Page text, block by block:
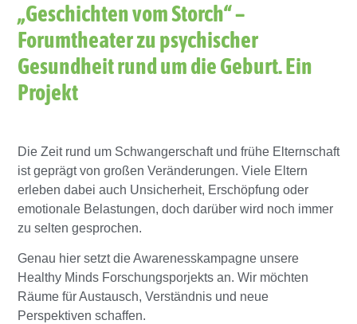
„Geschichten vom Storch“ –
Forumtheater zu psychischer
Gesundheit rund um die Geburt. Ein
Projekt
Die Zeit rund um Schwangerschaft und frühe Elternschaft
ist geprägt von großen Veränderungen. Viele Eltern
erleben dabei auch Unsicherheit, Erschöpfung oder
emotionale Belastungen, doch darüber wird noch immer
zu selten gesprochen.
Genau hier setzt die Awarenesskampagne unsere
Healthy Minds Forschungsporjekts an. Wir möchten
Räume für Austausch, Verständnis und neue
Perspektiven schaffen.